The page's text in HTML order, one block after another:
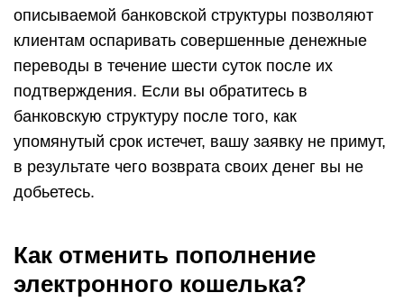
описываемой банковской структуры позволяют
клиентам оспаривать совершенные денежные
переводы в течение шести суток после их
подтверждения. Если вы обратитесь в
банковскую структуру после того, как
упомянутый срок истечет, вашу заявку не примут,
в результате чего возврата своих денег вы не
добьетесь.
Как отменить пополнение
электронного кошелька?